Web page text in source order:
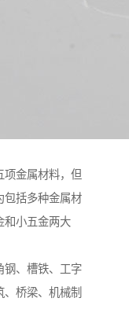
项金属材料，但
包括多种金属材
和小五金两大
钢、槽铁、工字
桥梁、机械制